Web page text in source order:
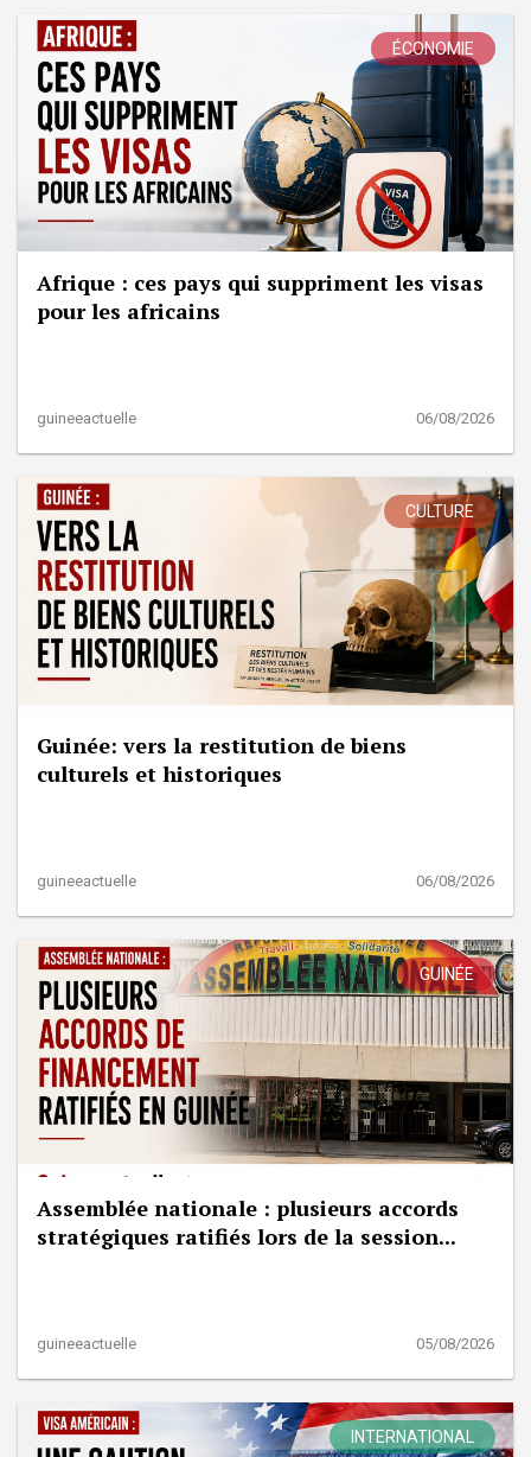
ÉCONOMIE
Afrique : ces pays qui suppriment les visas
pour les africains
guineeactuelle 06/08/2026
CULTURE
Guinée: vers la restitution de biens
culturels et historiques
guineeactuelle 06/08/2026
GUINÉE
Assemblée nationale : plusieurs accords
stratégiques ratifiés lors de la session...
guineeactuelle 05/08/2026
INTERNATIONAL